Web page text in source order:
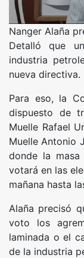
Nanger Alaña
Detalló que
industria
nueva directiva.
Para eso, la
dispuesto de
Muelle Rafael
Muelle Antonio
donde la masa
votará en las
mañana hasta
Alaña precisó
voto los
laminada o el
de la industria